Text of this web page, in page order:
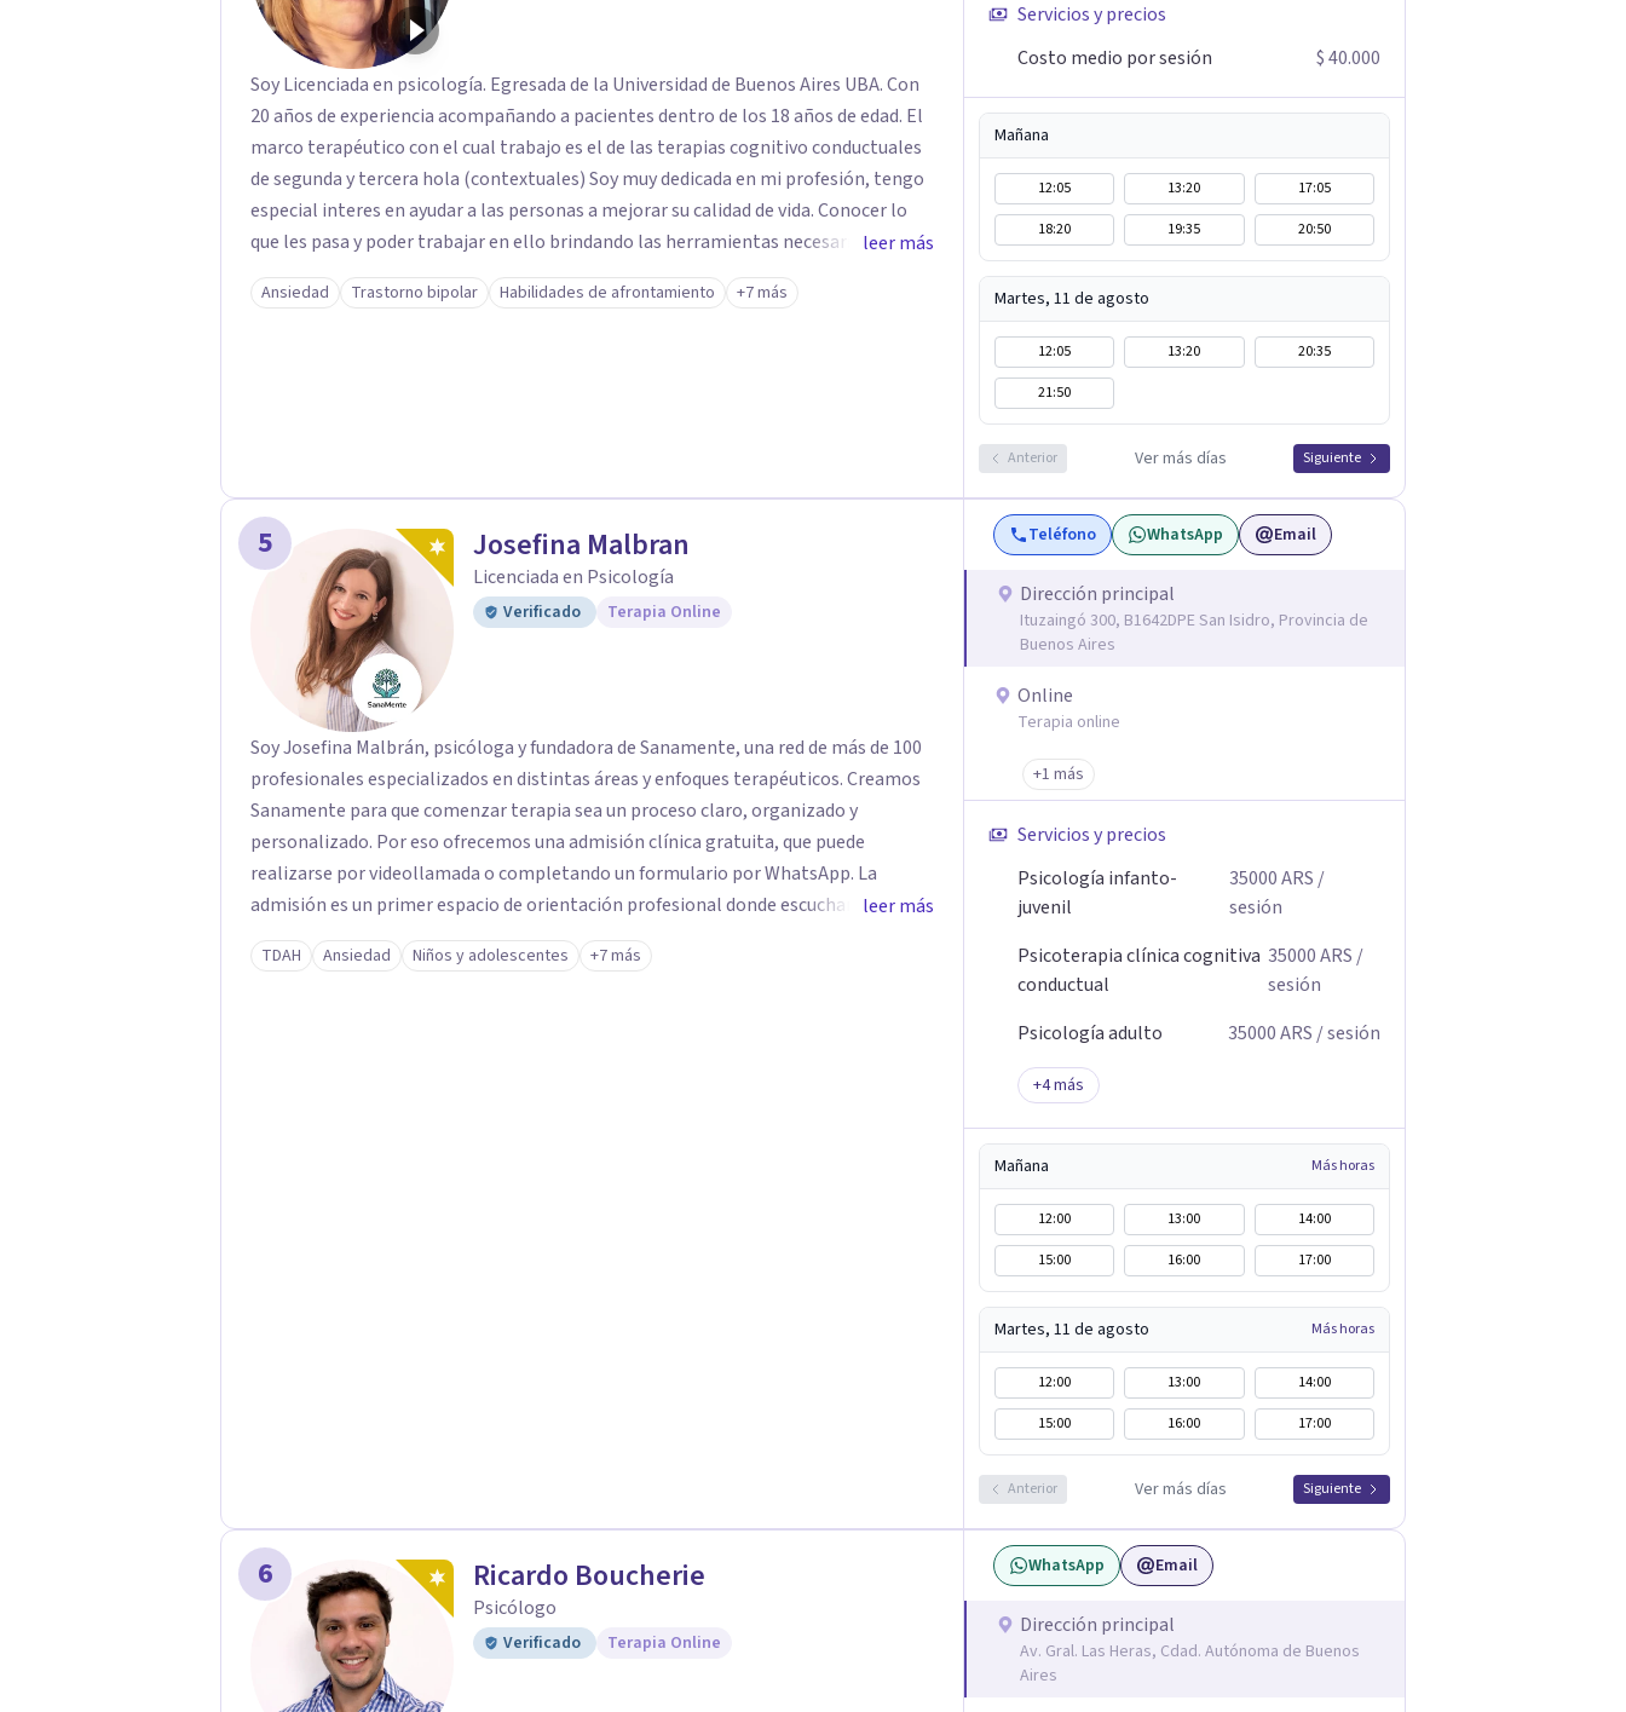
Soy Licenciada en psicología. Egresada de la Universidad de Buenos Aires UBA. Con
20 años de experiencia acompañando a pacientes dentro de los 18 años de edad. El
marco terapéutico con el cual trabajo es el de las terapias cognitivo conductuales
de segunda y tercera hola (contextuales) Soy muy dedicada en mi profesión, tengo
especial interes en ayudar a las personas a mejorar su calidad de vida. Conocer lo
que les pasa y poder trabajar en ello brindando las herramientas necesarias. Hay
momentos en la vida por los cuales atravezamos por estados de ansiedad,
depresión o estrés, es alli donde no encontramos o nos parece no tener recursos
juntos.
leer más
Ansiedad Trastorno bipolar Habilidades de afrontamiento +7 más
Servicios y precios
Costo medio por sesión
$ 40.000
Mañana
12:05 13:20
17:05
18:20
19:35 20:50
Martes, 11 de agosto
12:05 13:20
20:35
21:50
Anterior Ver más días Siguiente
5 Josefina Malbran
Licenciada en Psicología
Verificado Terapia Online
Soy Josefina Malbrán, psicóloga y fundadora de Sanamente, una red de más de 100
profesionales especializados en distintas áreas y enfoques terapéuticos. Creamos
Sanamente para que comenzar terapia sea un proceso claro, organizado y
personalizado. Por eso ofrecemos una admisión clínica gratuita, que puede
realizarse por videollamada o completando un formulario por WhatsApp. La
admisión es un primer espacio de orientación profesional donde escuchamos tu
motivo de consulta y evaluamos qué terapeuta es el más adecuado según tu edad,
necesidad, disponibilidad horaria y posibilidades económicas. No trabajamos con
leer más
TDAH Ansiedad Niños y adolescentes +7 más
Teléfono WhatsApp Email
Dirección principal
Ituzaingó 300, B1642DPE San Isidro, Provincia de
Buenos Aires
Online
Terapia online
+1 más
Servicios y precios
Psicología infanto-
juvenil
35000ARS /
sesión
Psicoterapia clínica cognitiva
conductual
35000ARS /
sesión
Psicología adulto
35000ARS / sesión
+4más
Mañana Más horas
12:00 13:00
14:00
15:00
16:00 17:00
Martes, 11 de agosto Más horas
12:00 13:00
14:00
15:00
16:00 17:00
Anterior Ver más días Siguiente
6 Ricardo Boucherie
Psicólogo
Verificado Terapia Online
WhatsApp Email
Dirección principal
Av. Gral. Las Heras, Cdad. Autónoma de Buenos
Aires